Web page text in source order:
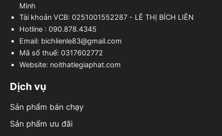
Minh
Tài khoản VCB: 0251001552287 - LÊ THỊ BÍCH LIÊN
Hotline : 090.878.4345
Email: bichlienle83@gmail.com
Mã số thuế: 0317602772
Website: noithatlegiaphat.com
Dịch vụ
Sản phẩm bán chạy
Sản phẩm ưu đãi